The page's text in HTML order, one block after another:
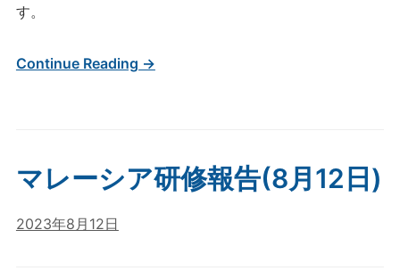
す。
Continue Reading →
マレーシア研修報告(8月12日)
2023年8月12日